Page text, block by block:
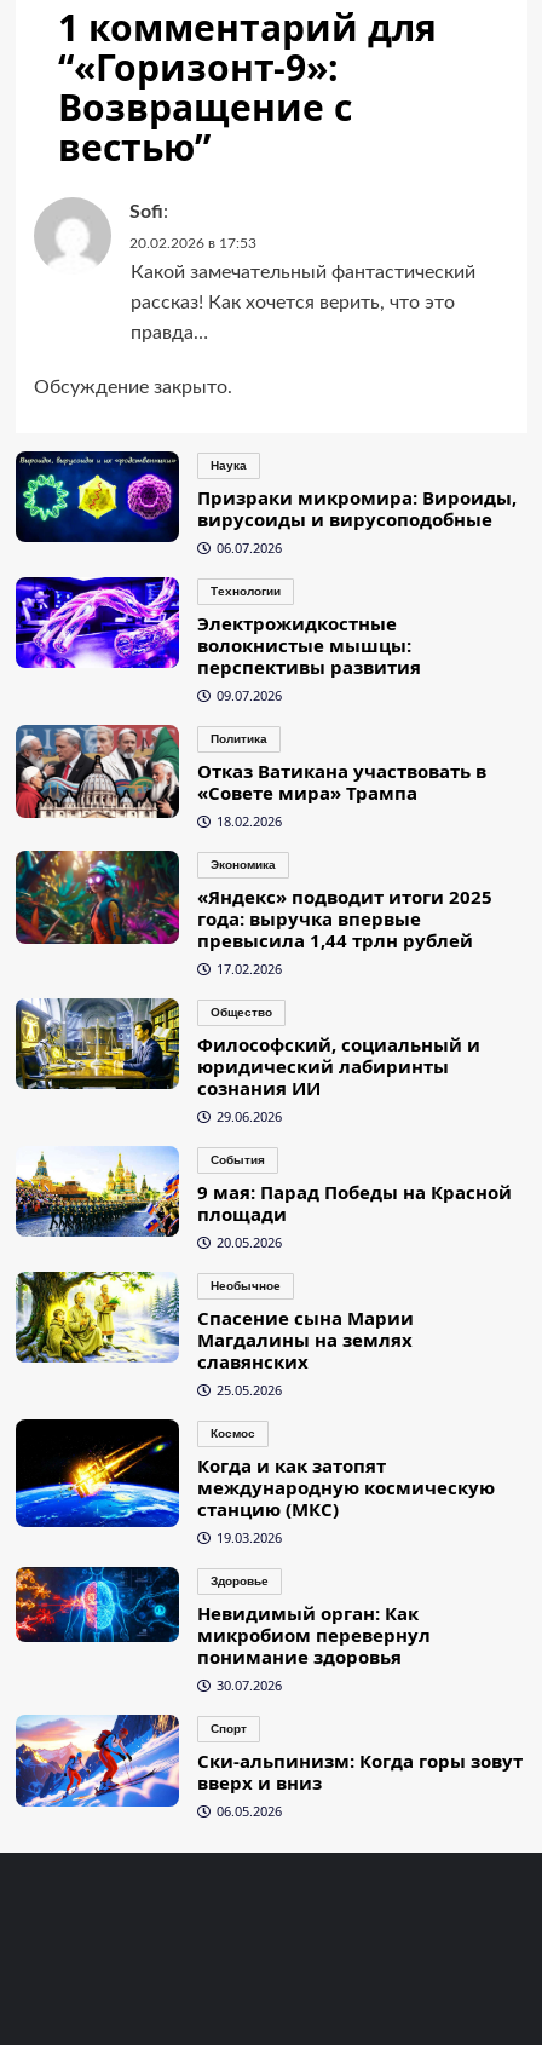
1 комментарий для
“«Горизонт-9»:
Возвращение с
вестью”
Sofi:
20.02.2026 в 17:53
Какой замечательный фантастический
рассказ! Как хочется верить, что это
правда…
Обсуждение закрыто.
Наука
Призраки микромира: Вироиды,
вирусоиды и вирусоподобные
06.07.2026
Технологии
Электрожидкостные
волокнистые мышцы:
перспективы развития
09.07.2026
Политика
Отказ Ватикана участвовать в
«Совете мира» Трампа
18.02.2026
Экономика
«Яндекс» подводит итоги 2025
года: выручка впервые
превысила 1,44 трлн рублей
17.02.2026
Общество
Философский, социальный и
юридический лабиринты
сознания ИИ
29.06.2026
События
9 мая: Парад Победы на Красной
площади
20.05.2026
Необычное
Спасение сына Марии
Магдалины на землях
славянских
25.05.2026
Космос
Когда и как затопят
международную космическую
станцию (МКС)
19.03.2026
Здоровье
Невидимый орган: Как
микробиом перевернул
понимание здоровья
30.07.2026
Спорт
Ски-альпинизм: Когда горы зовут
вверх и вниз
06.05.2026